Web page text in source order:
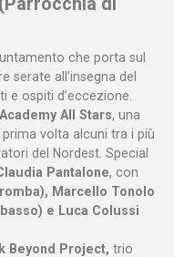
che porta sul
serate all’insegna del
e ospiti d’eccezione.
All Stars, una
volta alcuni tra i più
del Nordest. Special
Pantalone, con
Marcello Tonolo
e Luca Colussi
Beyond Project, trio